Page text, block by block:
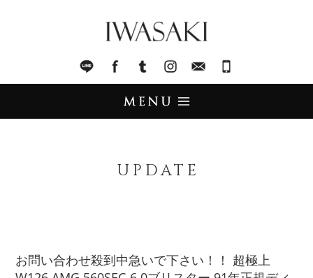
LINE facebook Tumblr InstagramMail
UPDATE
お問い合わせ殺到中急いで下さい！！ 超極上